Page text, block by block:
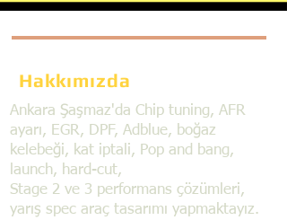
Hakkımızda
Ankara Şaşmaz'da Chip tuning, AFR
ayarı, EGR, DPF, Adblue, boğaz
kelebeği, kat iptali, Pop and bang,
launch, hard-cut,
Stage 2 ve 3 performans çözümleri,
yarış spec araç tasarımı yapmaktayız.